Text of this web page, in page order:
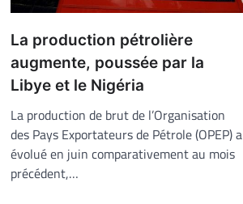
La production pétrolière
augmente, poussée par la
Libye et le Nigéria
La production de brut de l’Organisation
des Pays Exportateurs de Pétrole (OPEP) a
évolué en juin comparativement au mois
précédent,…